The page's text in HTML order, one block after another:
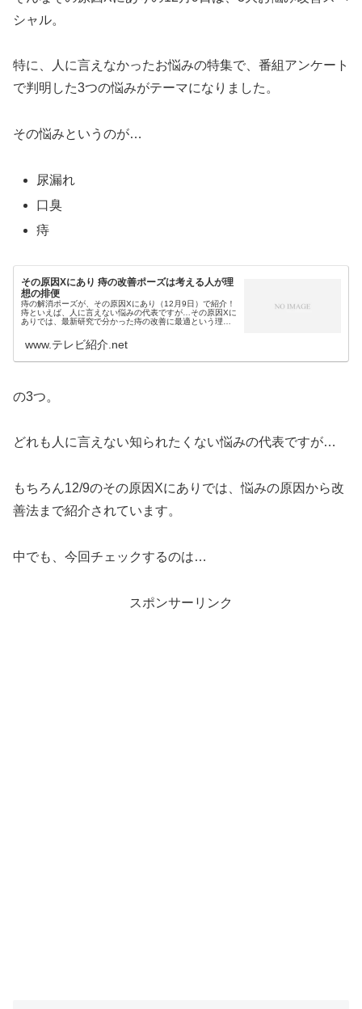
シャル。
特に、人に言えなかったお悩みの特集で、番組アンケート
で判明した3つの悩みがテーマになりました。
その悩みというのが…
尿漏れ
口臭
痔
その原因Xにあり 痔の改善ポーズは考える人が理
想の排便
痔の解消ポーズが、その原因Xにあり（12月9日）で紹介！
痔といえば、人に言えない悩みの代表ですが…その原因Xに
ありでは、最新研究で分かった痔の改善に最適という理想
因Xにあり・悩み解消毎回毎...
www.テレビ紹介.net
の3つ。
どれも人に言えない知られたくない悩みの代表ですが…
もちろん12/9のその原因Xにありでは、悩みの原因から改
善法まで紹介されています。
中でも、今回チェックするのは…
スポンサーリンク